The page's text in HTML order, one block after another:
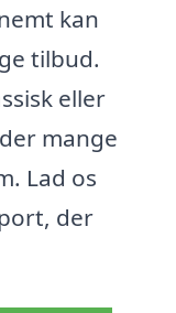
kan
tilbud.
eller
mange
Lad os
der